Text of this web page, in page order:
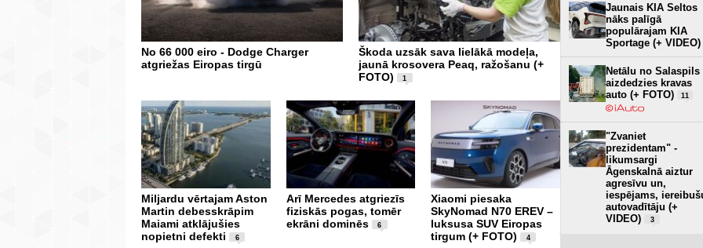
No 66 000 eiro - Dodge Charger
atgriežas Eiropas tirgū
Škoda uzsāk sava lielākā modeļa,
jaunā krosovera Peaq, ražošanu (+
FOTO)
1
Miljardu vērtajam Aston
Martin debesskrāpim
Maiami atklājušies
nopietni defekti
6
Arī Mercedes atgriezīs
fiziskās pogas, tomēr
ekrāni dominēs
6
Xiaomi piesaka
SkyNomad N70 EREV –
luksusa SUV Eiropas
tirgum (+ FOTO)
4
250 tonnas virs galvas -
Zinātnes sala un Baltijā
planetārijs (+ FOTO)
Pirmajam super sporta
auto pasaulē 60 gadi –
Lamborghini piesaka
īpašo versiju 99
Jaunais KIA Seltos
nāks palīgā
populārajam KIA
Sportage (+ VIDEO)
Netālu no Salaspils
aizdedzies kravas
auto (+ FOTO)
11
"Zvaniet
prezidentam" -
likumsargi
Āgenskalnā aiztur
agresīvu un,
iespējams,
autovadītāju (+
VIDEO)
3